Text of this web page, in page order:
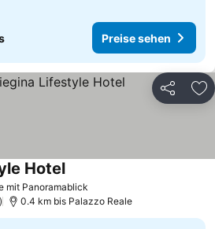
Preise sehen
Teilen
mit Panoramablick
HotelPreise sehen
0.4 km bis Palazzo Reale